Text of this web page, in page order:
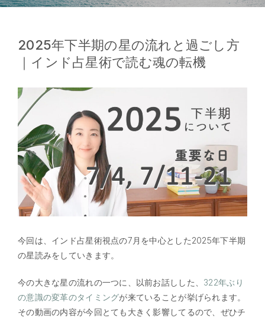
2025年下半期の星の流れと過ごし方
｜インド占星術で読む魂の転機
今回は、インド占星術視点の7月を中心とした2025年下半期
の星読みをしていきます。
今の大きな星の流れの一つに、以前お話しした、 322年ぶり
の意識の変革のタイミングが来ていることが挙げられます。
その動画の内容が今回とても大きく影響してるので、ぜひチ